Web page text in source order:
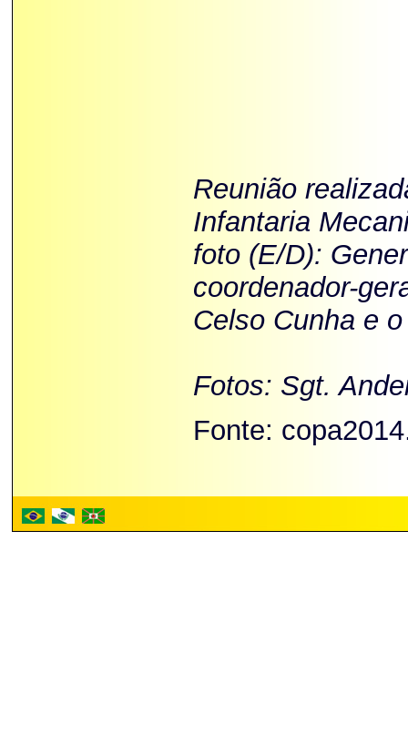
Reunião
Infantaria
foto (E/D):
coordenador-
Celso Cunha e
Fotos: Sgt.
Fonte: